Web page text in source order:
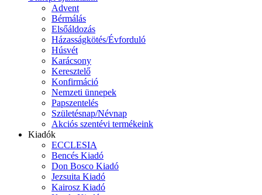
Advent
Bérmálás
Elsőáldozás
Házasságkötés/Évforduló
Húsvét
Karácsony
Keresztelő
Konfirmáció
Nemzeti ünnepek
Papszentelés
Születésnap/Névnap
Akciós szentévi termékeink
Kiadók
ECCLESIA
Bencés Kiadó
Don Bosco Kiadó
Jezsuita Kiadó
Kairosz Kiadó